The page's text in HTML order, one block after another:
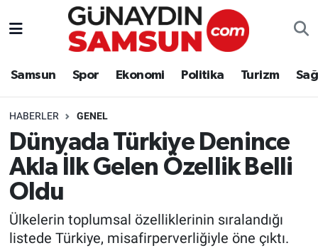
Samsun Spor Ekonomi Politika Turizm
HABERLER GENEL
Dünyada Türkiye Denince
Akla İlk Gelen Özellik Belli
Oldu
Ülkelerin toplumsal özelliklerinin sıralandığı
listede Türkiye, misafirperverliğiyle öne çıktı.
Samsun
Politika
Turizm
Sağlık
Nöbetçi Eczaneler
Süper Lig Puan Durumu ve Fikstür
Tüm Manşetler
Son Dakika Haberleri